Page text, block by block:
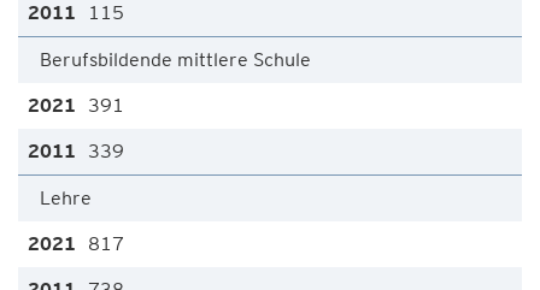
115
Berufsbildende mittlere Schule
391
339
Lehre
817